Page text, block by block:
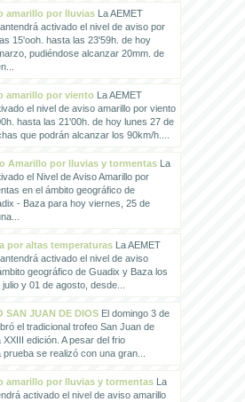
amarillo por lluviasLa AEMET
activado el nivel de aviso por
15'ooh. hasta las 23'59h. de hoy
pudiéndose alcanzar 20mm. de
amarillo por vientoLa AEMET
el nivel de aviso amarillo por viento
hasta las 21'00h. de hoy lunes 27 de
que podrán alcanzar los 90km/h....
Amarillo por lluvias y tormentasLa
el Nivel de Aviso Amarillo por
en el ámbito geográfico de
- Baza para hoy viernes, 25 de
por altas temperaturasLa AEMET
activado el nivel de aviso
geográfico de Guadix y Baza los
y 01 de agosto, desde...
SAN JUAN DE DIOSEl domingo 3 de
el tradicional trofeo San Juan de
edición. A pesar del frio
se realizó con una gran...
amarillo por lluvias y tormentasLa
activado el nivel de aviso amarillo